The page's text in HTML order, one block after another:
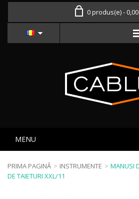
0 produs(e) - 0,00
MENU
PRIMA PAGINĂ > INSTRUMENTE > MANUSI
DE TAIETURI XXL/11